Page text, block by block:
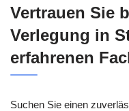
Vertrauen Sie
Verlegung in
erfahrenen
Suchen Sie einen